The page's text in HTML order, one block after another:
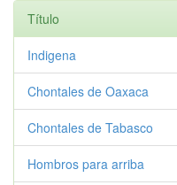
Título
Indigena
Chontales de Oaxaca
Chontales de Tabasco
Hombros para arriba